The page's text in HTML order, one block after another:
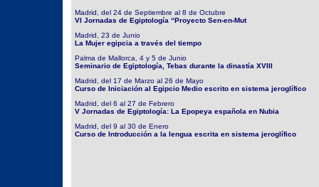
Madrid, del 24 de Septiembre al 8 de Octubre
VI Jornadas de Egiptología “Proyecto Sen-en-Mut
Madrid, 23 de Junio
La Mujer egipcia a través del tiempo
Palma de Mallorca, 4 y 5 de Junio
Seminario de Egiptología, Tebas durante la dinastía XVIII
Madrid, del 17 de Marzo al 26 de Mayo
Curso de Iniciación al Egipcio Medio escrito en sistema jeroglífico
Madrid, del 6 al 27 de Febrero
V Jornadas de Egiptología: La Epopeya española en Nubia
Madrid, del 9 al 30 de Enero
Curso de Introducción a la lengua escrita en sistema jeroglífico